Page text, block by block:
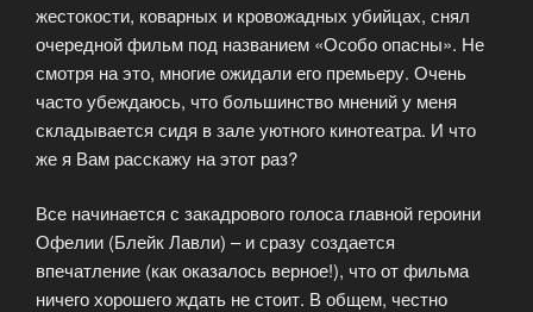
жестокости, коварных и кровожадных убийцах, снял
очередной фильм под названием «Особо опасны». Не
смотря на это, многие ожидали его премьеру. Очень
часто убеждаюсь, что большинство мнений у меня
складывается сидя в зале уютного кинотеатра. И что
же я Вам расскажу на этот раз?
Все начинается с закадрового голоса главной героини
Офелии (Блейк Лавли) – и сразу создается
впечатление (как оказалось верное!), что от фильма
ничего хорошего ждать не стоит. В общем, честно